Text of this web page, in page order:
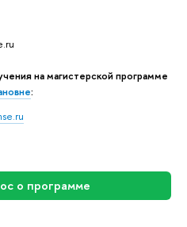
на магистерской программе
:
о программе